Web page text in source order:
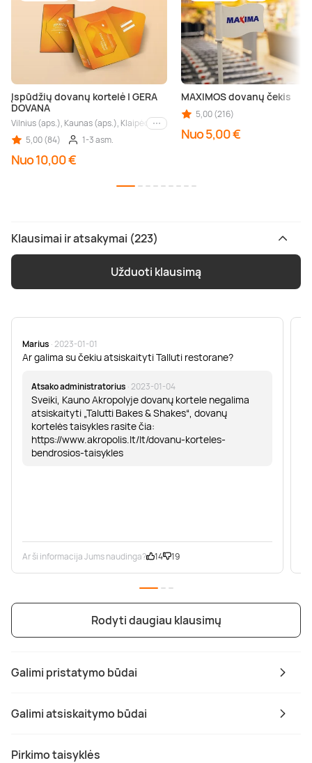
Galimi pristatymo būdai
Galimi atsiskaitymo būdai
Pirkimo taisyklės
Įspūdžių dovanų kortelė | GERA
DOVANA
Vilnius (aps.), Kaunas (aps.), Klaipėda (aps.), Palanga (aps.), Nida (aps.),
Kiti miestai
5,00 (84)
1-3 asm.
Nuo 10,00 €
MAXIMOS dovanų čekis
5,00 (216)
Nuo 5,00 €
Klausimai ir atsakymai (223)
Užduoti klausimą
Marius · 2023-01-01
Ar galima su čekiu atsiskaityti Talluti restorane?
Atsako administratorius · 2023-01-04
Sveiki, Kauno Akropolyje dovanų kortele negalima
atsiskaityti „Talutti Bakes & Shakes“, dovanų
kortelės taisykles rasite čia:
https://www.akropolis.lt/lt/dovanu-korteles-
bendrosios-taisykles
Ar ši informacija Jums naudinga? 14 19
Rodyti daugiau klausimų